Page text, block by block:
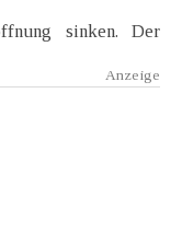
sinken. Der